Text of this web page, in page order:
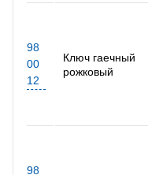
98
00
12
Ключ гаечный
рожковый
98